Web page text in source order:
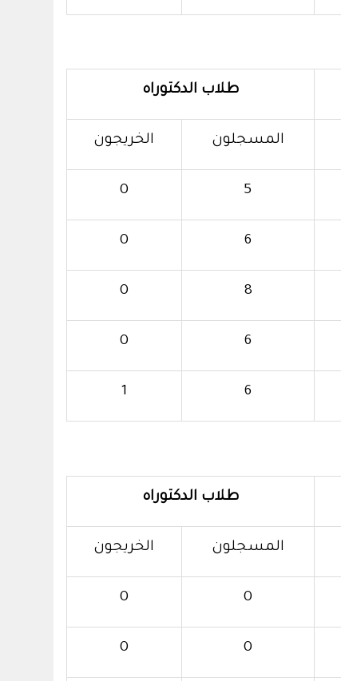
طلاب الدكتوراه
المسجلون الخريجون
5
0
6
0
8
0
6
0
6
1
طلاب الدكتوراه
المسجلون الخريجون
0
0
0
0